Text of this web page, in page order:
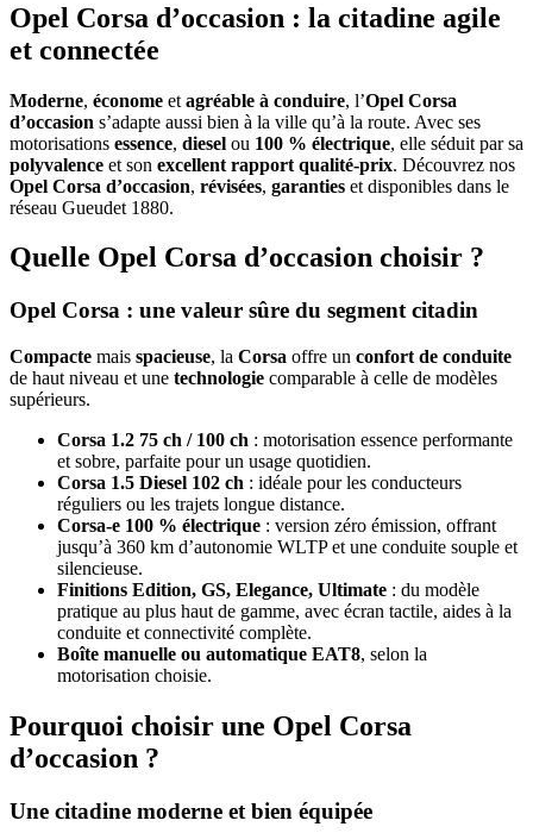
Opel Corsa d’occasion : la citadine agile
et connectée
Moderne, économe et agréable à conduire, l’Opel Corsa
d’occasion s’adapte aussi bien à la ville qu’à la route. Avec ses
motorisations essence, diesel ou 100 % électrique, elle séduit par sa
polyvalence et son excellent rapport qualité-prix. Découvrez nos
Opel Corsa d’occasion, révisées, garanties et disponibles dans le
réseau Gueudet 1880.
Quelle Opel Corsa d’occasion choisir ?
Opel Corsa : une valeur sûre du segment citadin
Compacte mais spacieuse, la Corsa offre un confort de conduite
de haut niveau et une technologie comparable à celle de modèles
supérieurs.
Corsa 1.2 75 ch / 100 ch : motorisation essence performante
et sobre, parfaite pour un usage quotidien.
Corsa 1.5 Diesel 102 ch : idéale pour les conducteurs
réguliers ou les trajets longue distance.
Corsa-e 100 % électrique : version zéro émission, offrant
jusqu’à 360 km d’autonomie WLTP et une conduite souple et
silencieuse.
Finitions Edition, GS, Elegance, Ultimate : du modèle
pratique au plus haut de gamme, avec écran tactile, aides à la
conduite et connectivité complète.
Boîte manuelle ou automatique EAT8, selon la
motorisation choisie.
Pourquoi choisir une Opel Corsa
d’occasion ?
Une citadine moderne et bien équipée